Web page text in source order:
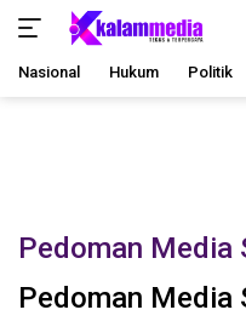
Nasional Hukum Politik
Pedoman Media
Pedoman Media